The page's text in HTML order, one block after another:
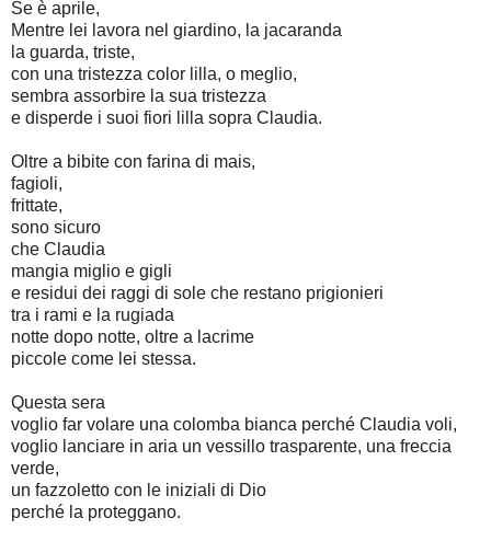
Se è aprile,
Mentre lei lavora nel giardino, la jacaranda
la guarda, triste,
con una tristezza color lilla, o meglio,
sembra assorbire la sua tristezza
e disperde i suoi fiori lilla sopra Claudia.
Oltre a bibite con farina di mais,
fagioli,
frittate,
sono sicuro
che Claudia
mangia miglio e gigli
e residui dei raggi di sole che restano prigionieri
tra i rami e la rugiada
notte dopo notte, oltre a lacrime
piccole come lei stessa.
Questa sera
voglio far volare una colomba bianca perché Claudia voli,
voglio lanciare in aria un vessillo trasparente, una freccia
verde,
un fazzoletto con le iniziali di Dio
perché la proteggano.